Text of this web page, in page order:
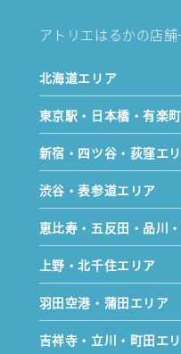
アトリエはるかの店舗
北海道エリア
東京駅・日本橋・有楽
新宿・四ツ谷・荻窪エ
渋谷・表参道エリア
恵比寿・五反田・品川
上野・北千住エリア
羽田空港・蒲田エリア
吉祥寺・立川・町田エ